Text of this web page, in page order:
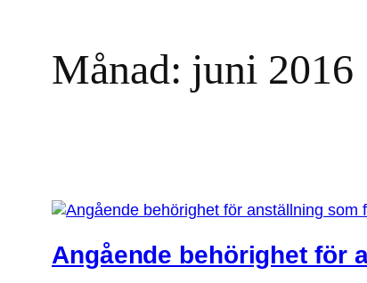
Månad: juni 2016
Angående behörighet för